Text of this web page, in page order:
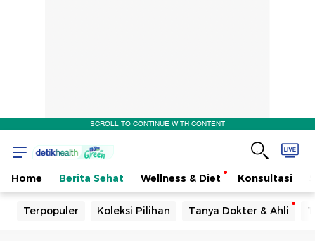
SCROLL TO CONTINUE WITH CONTENT
Home Berita Sehat Wellness & Diet Konsultasi
Terpopuler Koleksi Pilihan Tanya Dokter & Ahli